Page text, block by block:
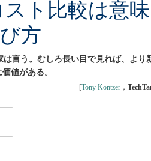
スト比較は意味
方
言う。むしろ長い目で見れば、より
値がある。
[Tony Kontzer ，